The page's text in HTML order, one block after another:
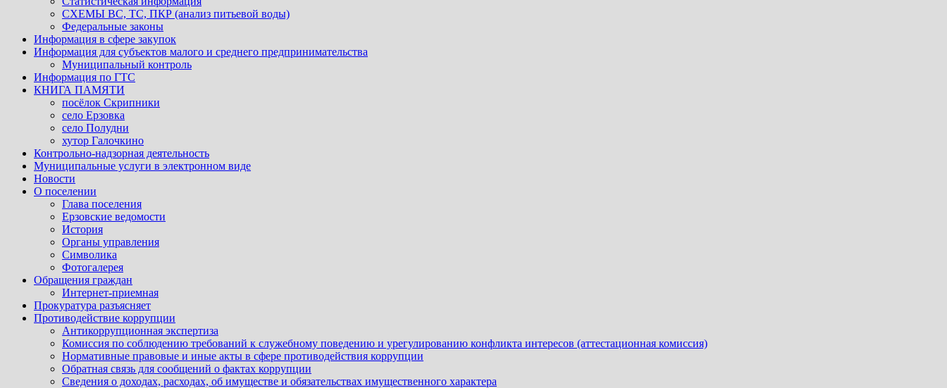
СХЕМЫ ВС, ТС, ПКР (анализ питьевой воды)
Федеральные законы
Информация в сфере закупок
Информация для субъектов малого и среднего предпринимательства
Муниципальный контроль
Информация по ГТС
КНИГА ПАМЯТИ
посёлок Скрипники
село Ерзовка
село Полудни
хутор Галочкино
Контрольно-надзорная деятельность
Муниципальные услуги в электронном виде
Новости
О поселении
Глава поселения
Ерзовские ведомости
История
Органы управления
Символика
Фотогалерея
Обращения граждан
Интернет-приемная
Прокуратура разъясняет
Противодействие коррупции
Антикоррупционная экспертиза
Комиссия по соблюдению требований к служебному поведению и урегулированию конфликта интересов (аттестационная комиссия)
Нормативные правовые и иные акты в сфере противодействия коррупции
Обратная связь для сообщений о фактах коррупции
Сведения о доходах, расходах, об имуществе и обязательствах имущественного характера